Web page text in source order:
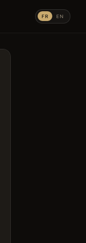
FR EN